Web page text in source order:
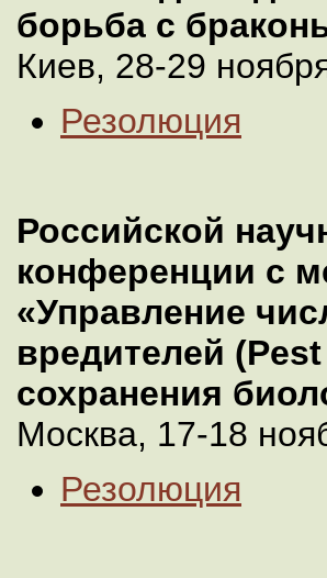
борьба с
Киев, 28-29
Резолюция
Российской
конференции с
«Управление
вредителей
сохранения
Москва, 17-18
Резолюция